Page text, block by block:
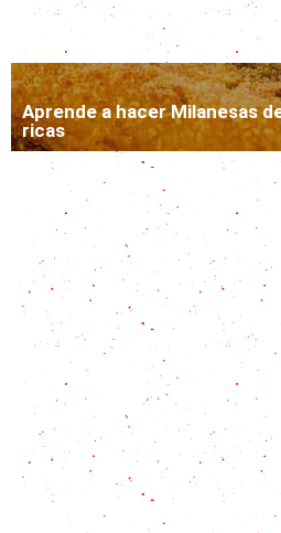
Tofu: qué es, cómo se come
probarlo
Aprende a hacer Milanesas
ricas
Papas hervidas, pero con